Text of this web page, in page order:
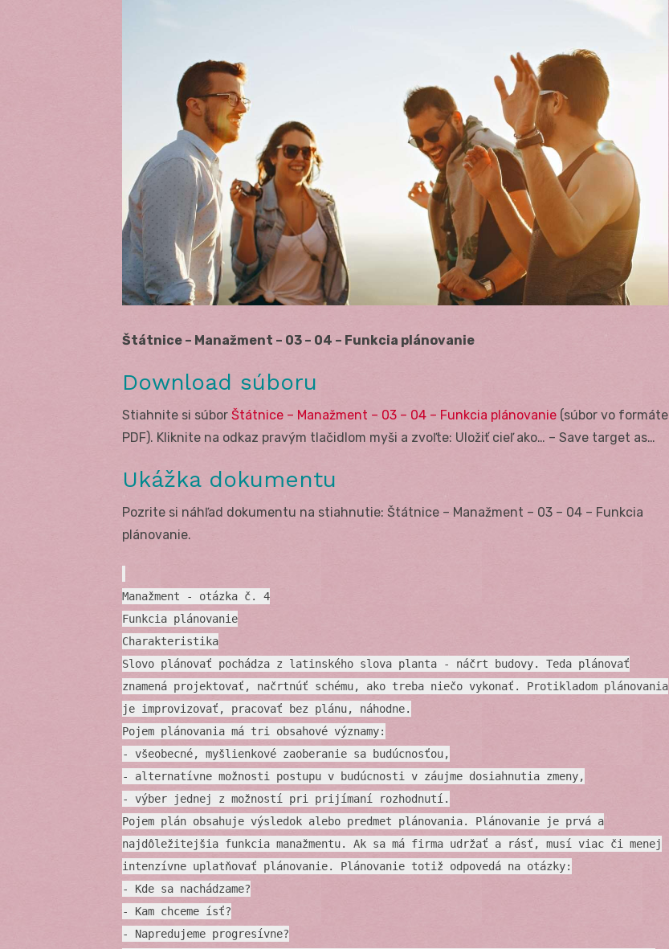
Štátnice – Manažment – 03 – 04 – Funkcia plánovanie
Download súboru
Stiahnite si súbor Štátnice – Manažment – 03 – 04 – Funkcia plánovanie (súbor vo formáte
PDF). Kliknite na odkaz pravým tlačidlom myši a zvoľte: Uložiť cieľ ako… – Save target as…
Ukážka dokumentu
Pozrite si náhľad dokumentu na stiahnutie: Štátnice – Manažment – 03 – 04 – Funkcia
plánovanie.
Manažment - otázka č. 4
Funkcia plánovanie
Charakteristika
Slovo plánovať pochádza z latinského slova planta - náčrt budovy. Teda plánovať
znamená projektovať, načrtnúť schému, ako treba niečo vykonať. Protikladom plánovania
je improvizovať, pracovať bez plánu, náhodne.
Pojem plánovania má tri obsahové významy:
- všeobecné, myšlienkové zaoberanie sa budúcnosťou,
- alternatívne možnosti postupu v budúcnosti v záujme dosiahnutia zmeny,
- výber jednej z možností pri prijímaní rozhodnutí.
Pojem plán obsahuje výsledok alebo predmet plánovania. Plánovanie je prvá a
najdôležitejšia funkcia manažmentu. Ak sa má firma udržať a rásť, musí viac či menej
intenzívne uplatňovať plánovanie. Plánovanie totiž odpovedá na otázky:
- Kde sa nachádzame?
- Kam chceme ísť?
- Napredujeme progresívne?